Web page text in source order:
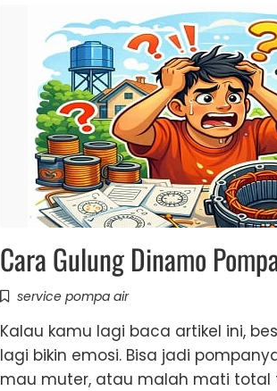
Cara Gulung Dinamo
service pompa air
Kalau kamu lagi baca artikel ini,
lagi bikin emosi. Bisa jadi
mau muter, atau malah mati total